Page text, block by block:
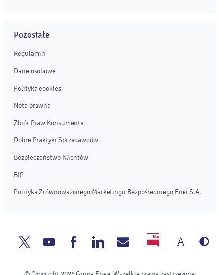
Pozostałe
Regulamin
Dane osobowe
Polityka cookies
Nota prawna
Zbiór Praw Konsumenta
Dobre Praktyki Sprzedawców
Bezpieczeństwo Klientów
BIP
Polityka Zrównoważonego Marketingu Bezpośredniego Enei S.A.
Enea Enea
Enea Enea NapiszBIP
Zmień